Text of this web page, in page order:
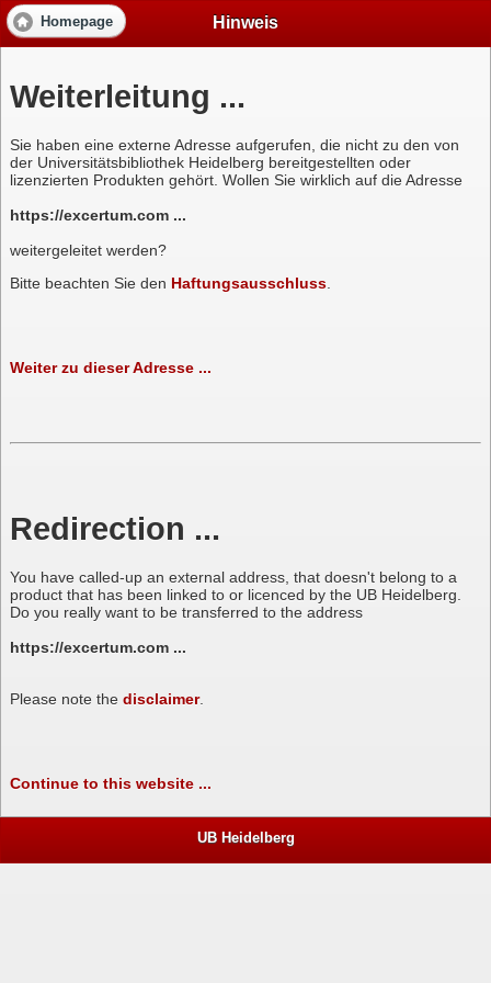
Homepage Hinweis
Weiterleitung ...
Sie haben eine externe Adresse aufgerufen, die nicht zu den von
der Universitätsbibliothek Heidelberg bereitgestellten oder
lizenzierten Produkten gehört. Wollen Sie wirklich auf die Adresse
https://excertum.com ...
weitergeleitet werden?
Bitte beachten Sie den Haftungsausschluss.
Weiter zu dieser Adresse ...
Redirection ...
You have called-up an external address, that doesn't belong to a
product that has been linked to or licenced by the UB Heidelberg.
Do you really want to be transferred to the address
https://excertum.com ...
Please note the disclaimer.
Continue to this website ...
UB Heidelberg